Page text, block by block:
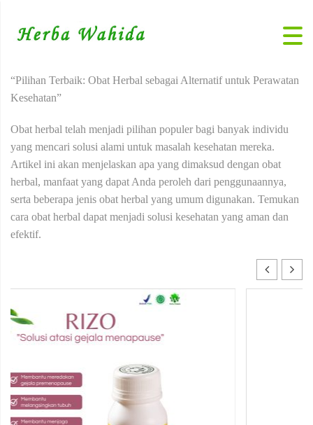
“Pilihan Terbaik: Obat Herbal sebagai Alternatif untuk Perawatan
Kesehatan”
Obat herbal telah menjadi pilihan populer bagi banyak individu
yang mencari solusi alami untuk masalah kesehatan mereka.
Artikel ini akan menjelaskan apa yang dimaksud dengan obat
herbal, manfaat yang dapat Anda peroleh dari penggunaannya,
serta beberapa jenis obat herbal yang umum digunakan. Temukan
cara obat herbal dapat menjadi solusi kesehatan yang aman dan
efektif.